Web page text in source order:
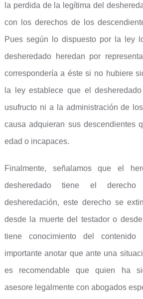
la perdida de la legítima del
con los derechos de los
Pues según lo dispuesto por la ley
desheredado heredan por
correspondería a éste si no hubiere
la ley establece que el
usufructo ni a la administración de
causa adquieran sus descendientes
edad o incapaces.
Finalmente, señalamos que el
desheredado tiene el
desheredación, este derecho se
desde la muerte del testador o
tiene conocimiento del contenido
importante anotar que ante una
es recomendable que quien ha
asesore legalmente con abogados